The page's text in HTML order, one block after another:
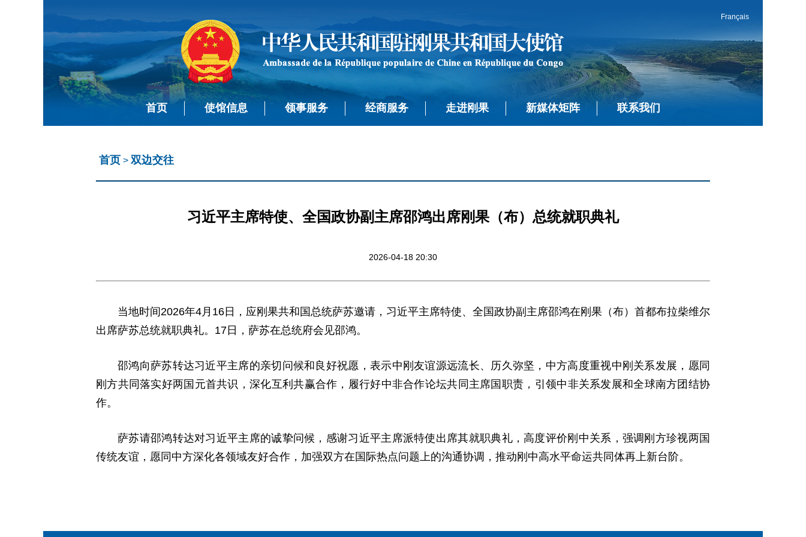
Français
首页 使馆信息 领事服务 经商服务 走进刚果 新媒体矩阵 联系我们
首页 > 双边交往
习近平主席特使、全国政协副主席邵鸿出席刚果（布）总统就职典礼
2026-04-18 20:30
当地时间2026年4月16日，应刚果共和国总统萨苏邀请，习近平主席特使、全国政协副主席邵鸿在刚果（布）首都布拉柴维尔
出席萨苏总统就职典礼。17日，萨苏在总统府会见邵鸿。
邵鸿向萨苏转达习近平主席的亲切问候和良好祝愿，表示中刚友谊源远流长、历久弥坚，中方高度重视中刚关系发展，愿同
刚方共同落实好两国元首共识，深化互利共赢合作，履行好中非合作论坛共同主席国职责，引领中非关系发展和全球南方团结协
作。
萨苏请邵鸿转达对习近平主席的诚挚问候，感谢习近平主席派特使出席其就职典礼，高度评价刚中关系，强调刚方珍视两国
传统友谊，愿同中方深化各领域友好合作，加强双方在国际热点问题上的沟通协调，推动刚中高水平命运共同体再上新台阶。